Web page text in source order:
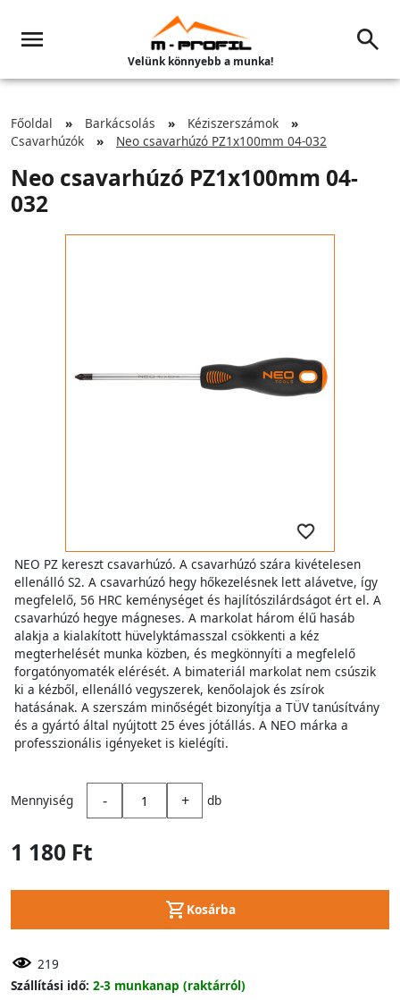
Velünk könnyebb a munka!
Főoldal Barkácsolás
Kéziszerszámok
Csavarhúzók
Neo csavarhúzó PZ1x100mm 04-032
Neo csavarhúzó PZ1x100mm 04-
032
NEO PZ kereszt csavarhúzó. A csavarhúzó szára kivételesen
ellenálló S2. A csavarhúzó hegy hőkezelésnek lett alávetve, így
megfelelő, 56 HRC keménységet és hajlítószilárdságot ért el. A
csavarhúzó hegye mágneses. A markolat három élű hasáb
alakja a kialakított hüvelyktámasszal csökkenti a kéz
megterhelését munka közben, és megkönnyíti a megfelelő
forgatónyomaték elérését. A bimateriál markolat nem csúszik
ki a kézből, ellenálló vegyszerek, kenőolajok és zsírok
hatásának. A szerszám minőségét bizonyítja a TÜV tanúsítvány
és a gyártó által nyújtott 25 éves jótállás. A NEO márka a
professzionális igényeket is kielégíti.
Mennyiség - + db
1 180 Ft
Kosárba
219
Szállítási idő: 2-3 munkanap (raktárról)